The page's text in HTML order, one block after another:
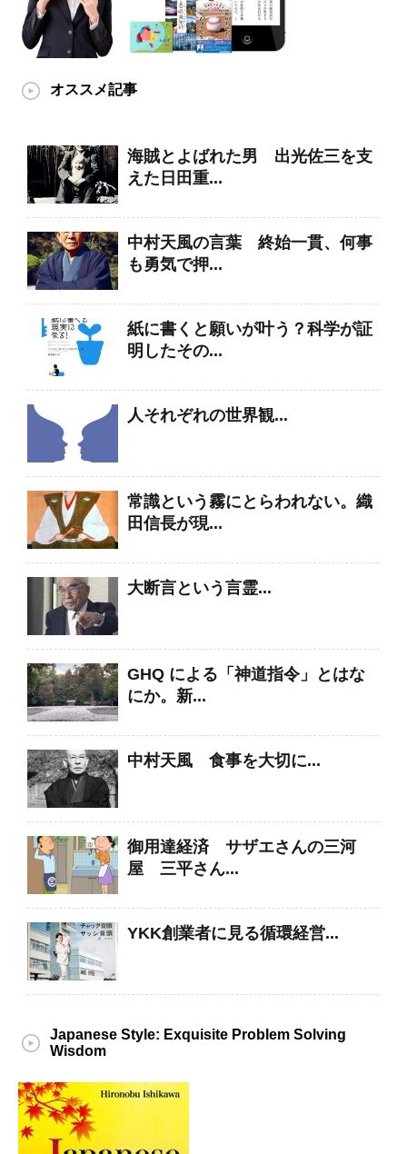
オススメ記事
海賊とよばれた男 出光佐三を支
えた日田重...
中村天風の言葉 終始一貫、何事
も勇気で押...
紙に書くと願いが叶う？科学が証
明したその...
人それぞれの世界観...
常識という霧にとらわれない。織
田信長が現...
大断言という言霊...
GHQ による「神道指令」とはな
にか。新...
中村天風 食事を大切に...
御用達経済 サザエさんの三河
屋 三平さん...
YKK創業者に見る循環経営...
Japanese Style: Exquisite Problem Solving
Wisdom